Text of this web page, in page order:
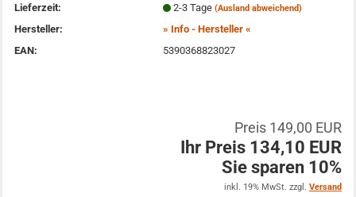
Lieferzeit:
2-3 Tage (Ausland abweichend)
Hersteller:
» Info - Hersteller «
EAN:
5390368823027
Preis 149,00 EUR
Ihr Preis 134,10 EUR
Sie sparen 10%
inkl. 19% MwSt. zzgl. Versand